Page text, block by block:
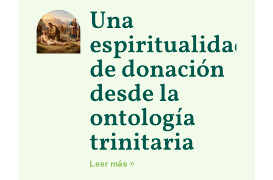
Una
espiritualidad
de donación
desde la
ontología
trinitaria
Leer más »